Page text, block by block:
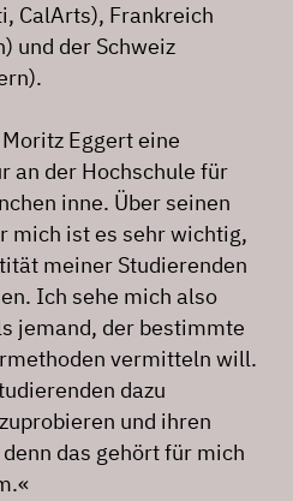
CalArts), Frankreich
und der Schweiz
Eggert eine
an der Hochschule für
inne. Über seinen
mich ist es sehr wichtig,
meiner Studierenden
Ich sehe mich also
jemand, der bestimmte
vermitteln will.
dazu
und ihren
das gehört für mich